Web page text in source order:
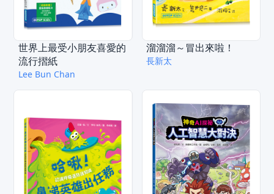
世界上最受小朋友喜愛的
流行摺紙
Lee Bun Chan
溜溜溜～冒出來啦！
長新太